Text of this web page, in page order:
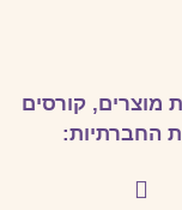
מוצרים, קורסים
החברתיות: